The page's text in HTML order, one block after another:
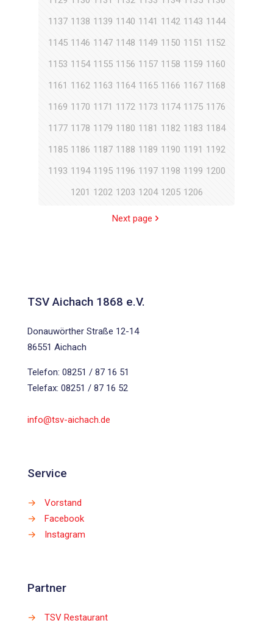
1137 1138 1139 1140 1141 1142 1143 1144
1145 1146 1147 1148 1149 1150 1151 1152
1153 1154 1155 1156 1157 1158 1159 1160
1161 1162 1163 1164 1165 1166 1167 1168
1169 1170 1171 1172 1173 1174 1175 1176
1177 1178 1179 1180 1181 1182 1183 1184
1185 1186 1187 1188 1189 1190 1191 1192
1193 1194 1195 1196 1197 1198 1199 1200
1201 1202 1203 1204 1205 1206
Next page
TSV Aichach 1868 e.V.
Donauwörther Straße 12-14
86551 Aichach
Telefon: 08251 / 87 16 51
Telefax: 08251 / 87 16 52
info@tsv-aichach.de
Service
→
Vorstand
→
Facebook
→
Instagram
Partner
→ TSV Restaurant